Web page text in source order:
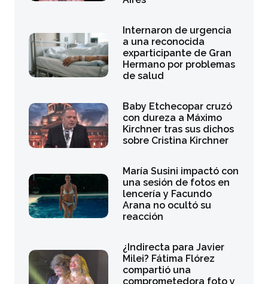
Internaron de urgencia
a una reconocida
exparticipante de Gran
Hermano por problemas
de salud
Baby Etchecopar cruzó
con dureza a Máximo
Kirchner tras sus dichos
sobre Cristina Kirchner
María Susini impactó con
una sesión de fotos en
lencería y Facundo
Arana no ocultó su
reacción
¿Indirecta para Javier
Milei? Fátima Flórez
compartió una
comprometedora foto y